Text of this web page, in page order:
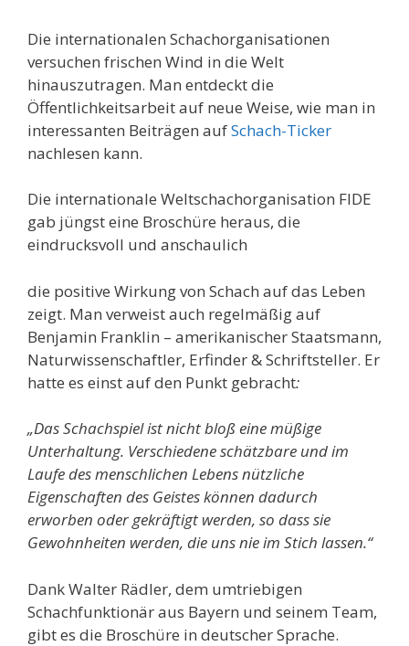
Die internationalen Schachorganisationen
versuchen frischen Wind in die Welt
hinauszutragen. Man entdeckt die
Öffentlichkeitsarbeit auf neue Weise, wie man in
interessanten Beiträgen aufSchach-Ticker
nachlesen kann.
Die internationale Weltschachorganisation FIDE
gab jüngst eine Broschüre heraus, die
eindrucksvoll und anschaulich
die positive Wirkung von Schach auf das Leben
zeigt. Man verweist auch regelmäßig auf
Benjamin Franklin – amerikanischer Staatsmann,
Naturwissenschaftler, Erfinder & Schriftsteller. Er
hatte es einst auf den Punkt gebracht:
„Das Schachspiel ist nicht bloß eine müßige
Unterhaltung. Verschiedene schätzbare und im
Laufe des menschlichen Lebens nützliche
Eigenschaften des Geistes können dadurch
erworben oder gekräftigt werden, so dass sie
Gewohnheiten werden, die uns nie im Stich lassen.“
Dank Walter Rädler, dem umtriebigen
Schachfunktionär aus Bayern und seinem Team,
gibt es die Broschüre in deutscher Sprache.